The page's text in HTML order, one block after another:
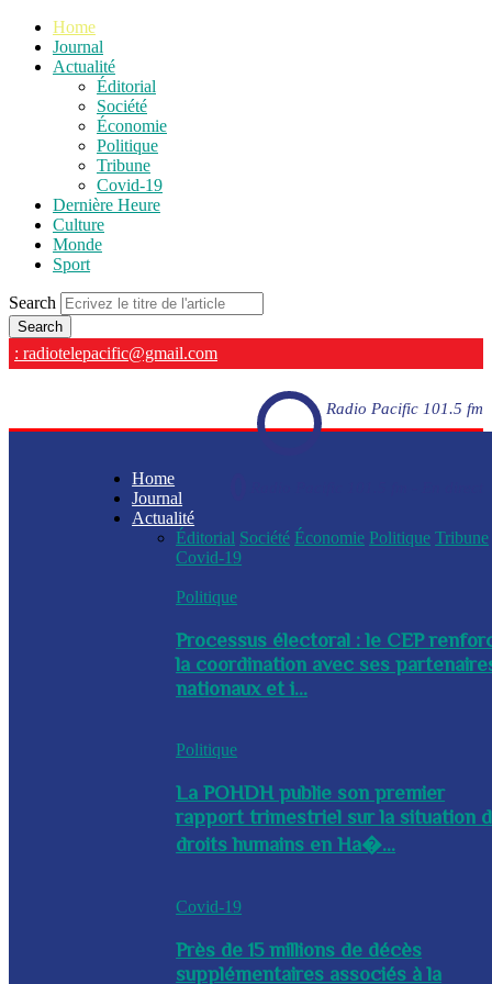
Home
Journal
Actualité
Éditorial
Société
Économie
Politique
Tribune
Covid-19
Dernière Heure
Culture
Monde
Sport
Search
: radiotelepacific@gmail.com
Radio Pacific 101.5 fm
Home
Journal
Actualité
Éditorial Société Économie Politique Tribune
Covid-19
Politique
Processus électoral : le CEP
la coordination avec ses
nationaux et i...
Politique
La POHDH publie son premier
rapport trimestriel sur la situation
droits humains en Ha�...
Covid-19
Près de 15 millions de décès
supplémentaires associés à la